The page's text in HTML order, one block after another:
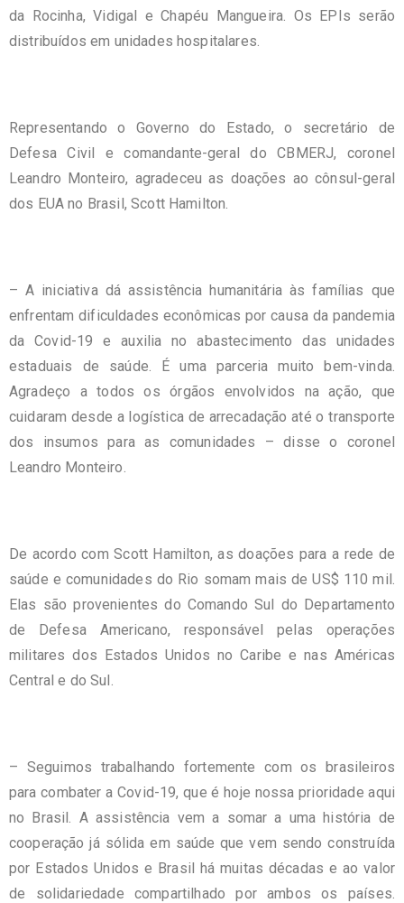
da Rocinha, Vidigal e Chapéu Mangueira. Os EPIs serão
distribuídos em unidades hospitalares.
Representando o Governo do Estado, o secretário de
Defesa Civil e comandante-geral do CBMERJ, coronel
Leandro Monteiro, agradeceu as doações ao cônsul-geral
dos EUA no Brasil, Scott Hamilton.
– A iniciativa dá assistência humanitária às famílias que
enfrentam dificuldades econômicas por causa da pandemia
da Covid-19 e auxilia no abastecimento das unidades
estaduais de saúde. É uma parceria muito bem-vinda.
Agradeço a todos os órgãos envolvidos na ação, que
cuidaram desde a logística de arrecadação até o transporte
dos insumos para as comunidades – disse o coronel
Leandro Monteiro.
De acordo com Scott Hamilton, as doações para a rede de
saúde e comunidades do Rio somam mais de US$ 110 mil.
Elas são provenientes do Comando Sul do Departamento
de Defesa Americano, responsável pelas operações
militares dos Estados Unidos no Caribe e nas Américas
Central e do Sul.
– Seguimos trabalhando fortemente com os brasileiros
para combater a Covid-19, que é hoje nossa prioridade aqui
no Brasil. A assistência vem a somar a uma história de
cooperação já sólida em saúde que vem sendo construída
por Estados Unidos e Brasil há muitas décadas e ao valor
de solidariedade compartilhado por ambos os países.